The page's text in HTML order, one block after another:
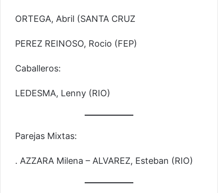
ORTEGA, Abril (SANTA CRUZ
PEREZ REINOSO, Rocio (FEP)
Caballeros:
LEDESMA, Lenny (RIO)
Parejas Mixtas:
. AZZARA Milena – ALVAREZ, Esteban (RIO)